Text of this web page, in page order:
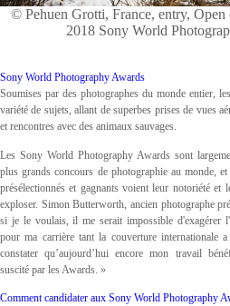
© Pehuen Grotti, France, entry,
2018 Sony World
Sony World Photography Awards
Soumises par des photographes du monde entier,
variété de sujets, allant de superbes prises de vues
et rencontres avec des animaux sauvages.
Les Sony World Photography Awards sont
plus grands concours de photographie au monde,
présélectionnés et gagnants voient leur notoriété et
exploser. Simon Butterworth, ancien photographe
si je le voulais, il me serait impossible d'exagérer
pour ma carrière tant la couverture internationale
constater qu’aujourd’hui encore mon travail
suscité par les Awards. »
Comment candidater aux Sony World Photography